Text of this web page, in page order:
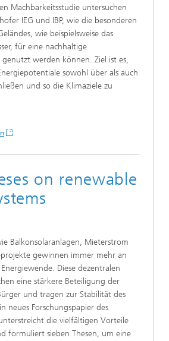
Machbarkeitsstudie untersuchen
IEG und IBP, wie die besonderen
wie beispielsweise das
für eine nachhaltige
genutzt werden können. Ziel ist es,
sowohl über als auch
und so die Klimaziele zu
on renewable
Balkonsolaranlagen, Mieterstrom
gewinnen immer mehr an
Diese dezentralen
eine stärkere Beteiligung der
und tragen zur Stabilität des
neues Forschungspapier des
die vielfältigen Vorteile
formuliert sieben Thesen, um eine